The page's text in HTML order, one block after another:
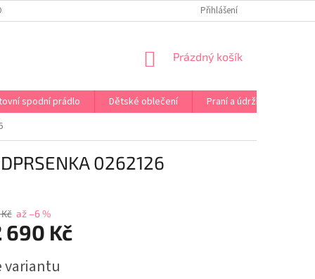
PRÁDLA NA MÍRU DOPRAVA A PLATBA ČR A EU
Přihlášení
NÁKUPNÍ
Prázdný košík
spodní prádlo Dětské oblečení Praní a údržba
0262126
až –6 %
690 Kč
variantu